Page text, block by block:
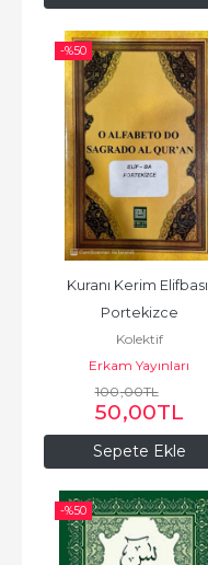
-%50
Sepete Ekle
Kuranı Kerim Elifbası
Portekizce
Kolektif
Erkam Yayınları
100,00TL
50,00TL
-%50